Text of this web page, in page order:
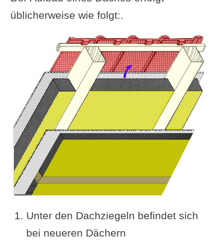
üblicherweise wie folgt:.
Unter den Dachziegeln befindet sich
bei neueren Dächern